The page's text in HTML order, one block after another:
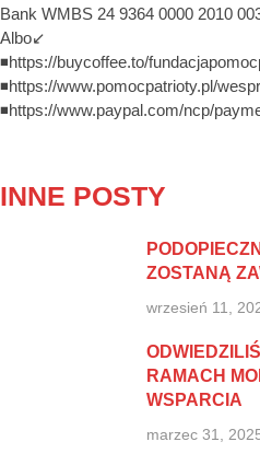
Bank WMBS 24 9364 0000 2010
Albo↙️
◾https://buycoffee.to/
◾https://www.pomocpatrioty.pl/
◾https://www.paypal.com/ncp/
INNE POSTY
ZOSTANĄ
wrzesień 11,
RAMACH
WSPARCIA
marzec 31,